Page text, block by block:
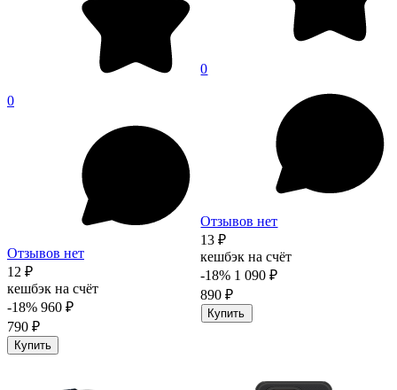
0
Отзывов нет
12 ₽
кешбэк на счёт
-18% 960 ₽
790 ₽
Купить
0
Отзывов нет
13 ₽
кешбэк на счёт
-18% 1 090 ₽
890 ₽
Купить